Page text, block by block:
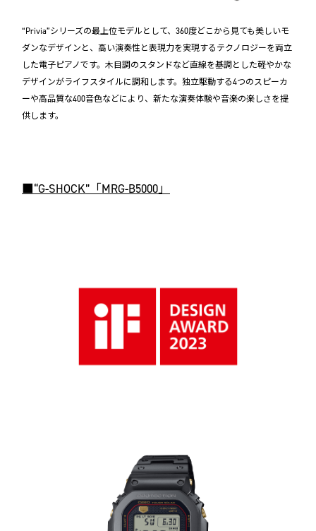
“Privia”シリーズの最上位モデルとして、360度どこから見ても美しいモ
ダンなデザインと、高い演奏性と表現力を実現するテクノロジーを両立
した電子ピアノです。木目調のスタンドなど直線を基調とした軽やかな
デザインがライフスタイルに調和します。独立駆動する4つのスピーカ
ーや高品質な400音色などにより、新たな演奏体験や音楽の楽しさを提
供します。
■“G-SHOCK”「MRG-B5000」